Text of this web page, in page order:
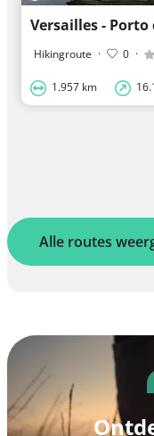
Versailles - Porto
Hikingroute · 0 ·
1.957 km
Alle routes